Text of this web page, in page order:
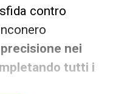
contro
precisione nei
tutti i